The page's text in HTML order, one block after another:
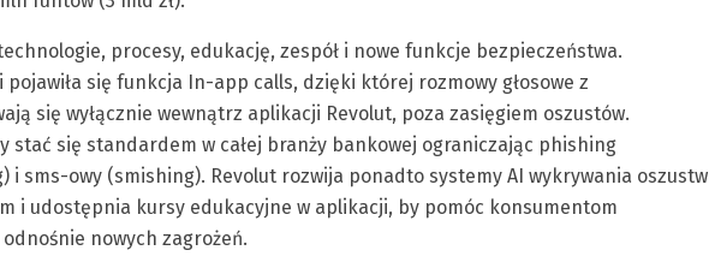
procesy, edukację, zespół i nowe funkcje bezpieczeństwa.
pojawiła się funkcja In-app calls, dzięki której rozmowy głosowe z
się wyłącznie wewnątrz aplikacji Revolut, poza zasięgiem oszustów.
stać się standardem w całej branży bankowej ograniczając phishing
i sms-owy (smishing). Revolut rozwija ponadto systemy AI wykrywania oszustw
i udostępnia kursy edukacyjne w aplikacji, by pomóc konsumentom
nowych zagrożeń.